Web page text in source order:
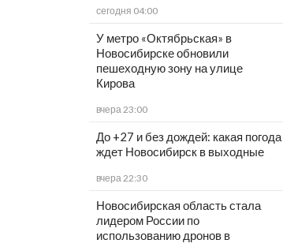
сегодня 04:00
У метро «Октябрьская» в
Новосибирске обновили
пешеходную зону на улице
Кирова
вчера 23:00
До +27 и без дождей: какая погода
ждет Новосибирск в выходные
вчера 22:30
Новосибирская область стала
лидером России по
использованию дронов в